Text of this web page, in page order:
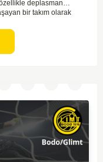
deplasman
bir takım olarak
olsa da,
biliniyor. Bu
bir maç beklenebilir.